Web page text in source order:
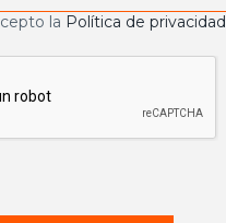
la Política de privacidad